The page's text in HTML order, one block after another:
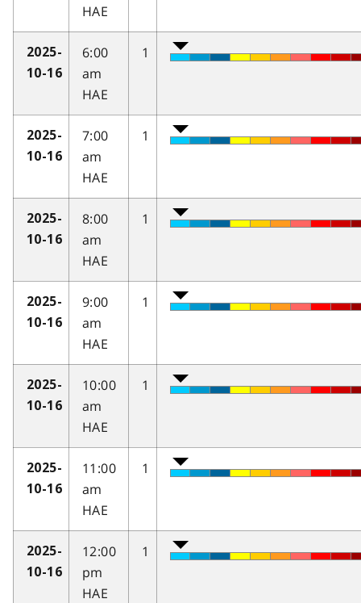
HAE
2025-
10-16
6:00
am
HAE
1
2025-
10-16
7:00
am
HAE
1
2025-
10-16
8:00
am
HAE
1
2025-
10-16
9:00
am
HAE
1
2025-
10-16
10:00
am
HAE
1
2025-
10-16
11:00
am
HAE
1
2025-
10-16
12:00
pm
HAE
1